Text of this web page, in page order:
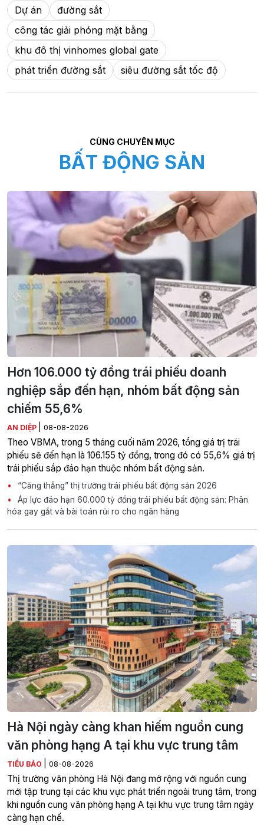
Dự án
đường sắt
công tác giải phóng mặt bằng
khu đô thị vinhomes global gate
phát triển đường sắt
siêu đường sắt tốc độ
CÙNG CHUYÊN MỤC
BẤT ĐỘNG SẢN
Hơn 106.000 tỷ đồng trái phiếu doanh
nghiệp sắp đến hạn, nhóm bất động sản
chiếm 55,6%
AN DIỆP 08-08-2026
Theo VBMA, trong 5 tháng cuối năm 2026, tổng giá trị trái
phiếu sẽ đến hạn là 106.155 tỷ đồng, trong đó có 55,6% giá trị
trái phiếu sắp đáo hạn thuộc nhóm bất động sản.
“Căng thẳng” thị trường trái phiếu bất động sản 2026
Áp lực đáo hạn 60.000 tỷ đồng trái phiếu bất động sản: Phân
hóa gay gắt và bài toán rủi ro cho ngân hàng
Hà Nội ngày càng khan hiếm nguồn cung
văn phòng hạng A tại khu vực trung tâm
TIỂU BẢO 08-08-2026
Thị trường văn phòng Hà Nội đang mở rộng với nguồn cung
mới tập trung tại các khu vực phát triển ngoài trung tâm, trong
khi nguồn cung văn phòng hạng A tại khu vực trung tâm ngày
càng hạn chế.